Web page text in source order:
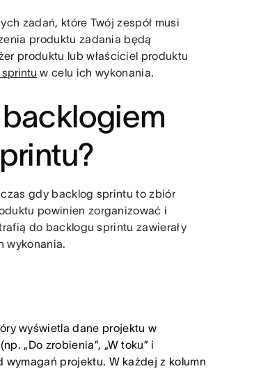
zadań, które Twój zespół musi
produktu zadania będą
produktu lub właściciel produktu
w celu ich wykonania.
gdy backlog sprintu to zbiór
powinien zorganizować i
do backlogu sprintu zawierały
wykonania.
wyświetla dane projektu w
„Do zrobienia”, „W toku” i
wymagań projektu. W każdej z kolumn